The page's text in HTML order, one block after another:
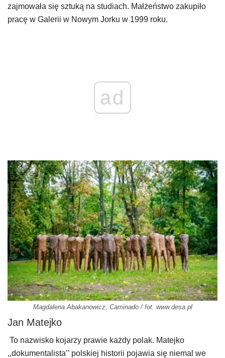
zajmowała się sztuką na studiach. Małżeństwo zakupiło
pracę w Galerii w Nowym Jorku w 1999 roku.
ad
Magdalena Abakanowicz, Caminado / fot. www.desa.pl
Jan Matejko
To nazwisko kojarzy prawie każdy polak. Matejko
,,dokumentalista’’ polskiej historii pojawia się niemal we